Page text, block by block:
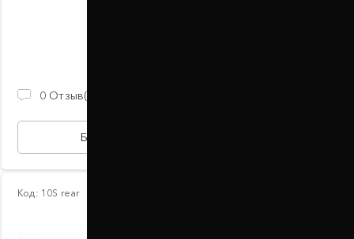
0 Отзыв(ов)
БЫСТРАЯ ПОКУПКА
Код: 10S rear